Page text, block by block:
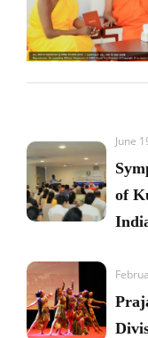
June
of